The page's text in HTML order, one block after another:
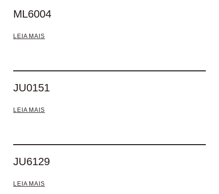
ML6004
LEIA MAIS
JU0151
LEIA MAIS
JU6129
LEIA MAIS